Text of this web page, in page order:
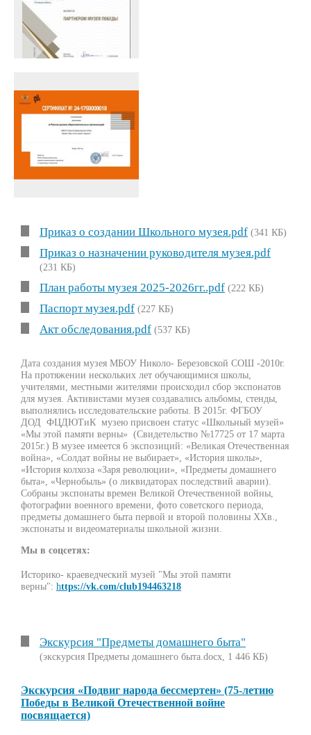
Приказ о создании Школьного музея.pdf (341 КБ)
Приказ о назначении руководителя музея.pdf
(231 КБ)
План работы музея 2025-2026гг..pdf (222 КБ)
Паспорт музея.pdf (227 КБ)
Акт обследования.pdf (537 КБ)
Дата создания музея МБОУ Николо- Березовской СОШ -2010г.
На протяжении нескольких лет обучающимися школы,
учителями, местными жителями происходил сбор экспонатов
для музея. Активистами музея создавались альбомы, стенды,
выполнялись исследовательские работы. В 2015г. ФГБОУ
ДОД ФЦДЮТиК музею присвоен статус «Школьный музей»
«Мы этой памяти верны» (Свидетельство №17725 от 17 марта
2015г.) В музее имеется 6 экспозиций: «Великая Отечественная
война», «Солдат войны не выбирает», «История школы»,
«История колхоза «Заря революции», «Предметы домашнего
быта», «Чернобыль» (о ликвидаторах последствий аварии).
Собраны экспонаты времен Великой Отечественной войны,
фотографии военного времени, фото советского периода,
предметы домашнего быта первой и второй половины XXв.,
экспонаты и видеоматериалы школьной жизни.
Мы в соцсетях:
Историко- краеведческий музей "Мы этой памяти
верны": https://vk.com/club194463218
Экскурсия "Предметы домашнего быта"
(экскурсия Предметы домашнего быта.docx, 1 446 КБ)
Экскурсия «Подвиг народа бессмертен» (75-летию
Победы в Великой Отечественной войне
посвящается)